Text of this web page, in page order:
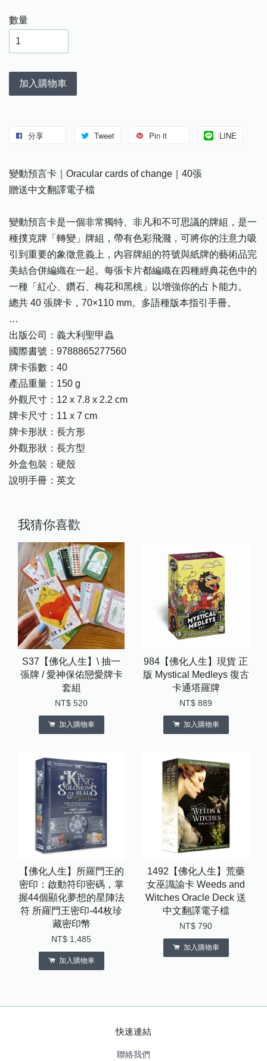
數量
加入購物車
分享 Tweet Pin it LINE
變動預言卡｜Oracular cards of change｜40張
贈送中文翻譯電子檔
變動預言卡是一個非常獨特、非凡和不可思議的牌組，是一
種撲克牌「轉變」牌組，帶有色彩飛濺，可將你的注意力吸
引到重要的象徵意義上，內容牌組的符號與紙牌的藝術品完
美結合併編織在一起。每張卡片都編織在四種經典花色中的
一種「紅心、鑽石、梅花和黑桃」以增強你的占卜能力。
總共 40 張牌卡，70×110 mm。多語種版本指引手冊。
…
出版公司：義大利聖甲蟲
國際書號：9788865277560
牌卡張數：40
產品重量：150 g
外觀尺寸：12 x 7.8 x 2.2 cm
牌卡尺寸：11 x 7 cm
牌卡形狀：長方形
外觀形狀：長方型
外盒包裝：硬殼
說明手冊：英文
我猜你喜歡
S37【佛化人生】\ 抽一
張牌 / 愛神保佑戀愛牌卡
套組
NT$ 520
加入購物車
984【佛化人生】現貨 正
版 Mystical Medleys 復古
卡通塔羅牌
NT$ 889
加入購物車
【佛化人生】所羅門王的
密印：啟動符印密碼，掌
握44個顯化夢想的星陣法
符 所羅門王密印-44枚珍
藏密印幣
NT$ 1,485
加入購物車
1492【佛化人生】荒藥
女巫識諭卡 Weeds and
Witches Oracle Deck 送
中文翻譯電子檔
NT$ 790
加入購物車
快速連結
聯絡我們